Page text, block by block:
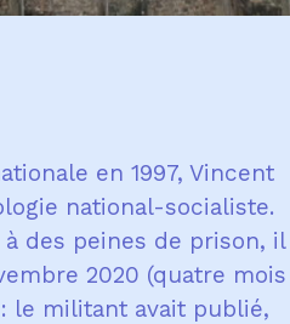
en 1997, Vincent
national-socialiste.
des peines de prison, il
2020 (quatre mois
le militant avait publié,